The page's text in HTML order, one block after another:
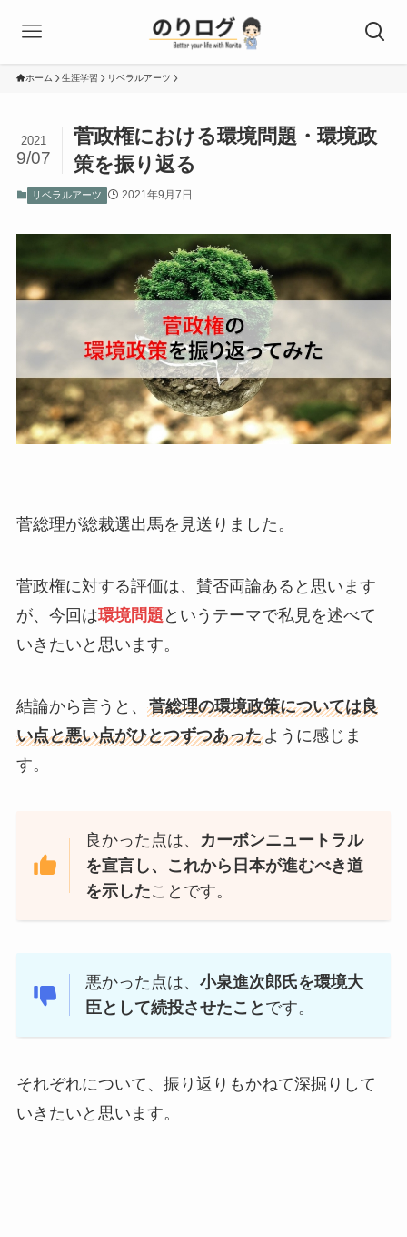
ホーム 生涯学習 リベラルアーツ
菅政権における環境問題・環境政
策を振り返る
2021
9/07
リベラルアーツ 2021年9月7日
菅総理が総裁選出馬を見送りました。
菅政権に対する評価は、賛否両論あると思います
が、今回は環境問題 というテーマで私見を述べて
いきたいと思います。
結論から言うと、 菅総理の環境政策については良
い点と悪い点がひとつずつあったように感じま
す。
良かった点は、 カーボンニュートラル
を宣言し、これから日本が進むべき道
を示したことです。
悪かった点は、小泉進次郎氏を環境大
臣として続投させたこと です。
それぞれについて、振り返りもかねて深掘りして
いきたいと思います。